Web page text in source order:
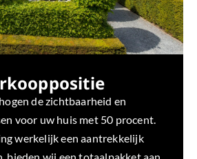
de zichtbaarheid en
voor uw huis met 50 procent.
werkelijk een aantrekkelijk